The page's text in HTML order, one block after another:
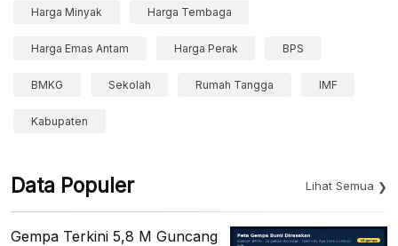
Harga Minyak Harga Tembaga
Harga Emas Antam Harga Perak BPS
BMKG Sekolah Rumah Tangga IMF
Kabupaten
Data Populer Lihat Semua
Gempa Terkini 5,8 M Guncang